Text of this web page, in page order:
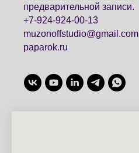
предварительной записи.
+7-924-924-00-13
muzonoffstudio@gmail.com
paparok.ru